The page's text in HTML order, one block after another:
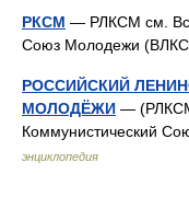
РКСМ — РЛКСМ см.
Союз Молодежи
РОССИЙСКИЙ
МОЛОДЁЖИ —
Коммунистический
энциклопедия